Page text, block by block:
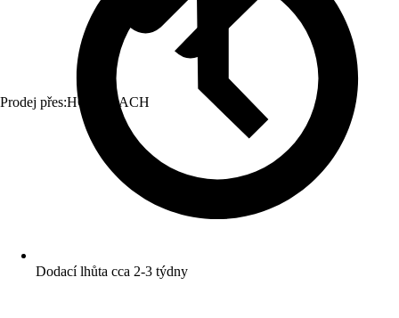
Prodej přes:HORNBACH
Dodací lhůta cca 2-3 týdny